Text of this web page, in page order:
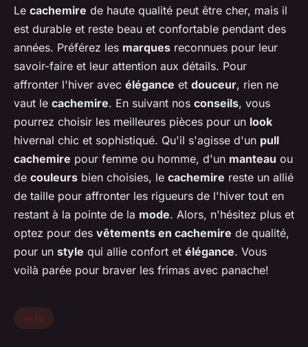
Le cachemire de haute qualité peut être cher, mais il
est durable et reste beau et confortable pendant des
années. Préférez les marques reconnues pour leur
savoir-faire et leur attention aux détails. Pour
affronter l'hiver avec élégance et douceur, rien ne
vaut le cachemire. En suivant nos conseils, vous
pourrez choisir les meilleures pièces pour un look
hivernal chic et sophistiqué. Qu'il s'agisse d'un pull
cachemire pour femme ou homme, d'un manteau ou
de couleurs bien choisies, le cachemire reste un allié
de taille pour affronter les rigueurs de l'hiver tout en
restant à la pointe de la mode. Alors, n'hésitez plus et
optez pour des vêtements en cachemire de qualité,
pour un style qui allie confort et élégance. Vous
voilà parée pour braver les frimas avec panache!
Actu